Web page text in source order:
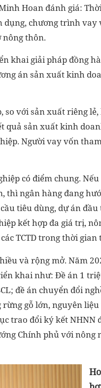
Hoan đánh giá:
dụng, chương trình
nông thôn.
khai giải pháp đồng
án sản xuất kinh
so với sản xuất riêng
quả sản xuất kinh
Người vay vốn
có điểm chung.
thì ngân hàng đang
tiêu dùng, dự án
kết hợp đa giá trị,
TCTD trong thời gian
và rộng mở. Năm
khai như: Đề án 1
đề án chuyển đổi
gỗ lớn, nguyên
trao đổi ký kết
Chính phủ với